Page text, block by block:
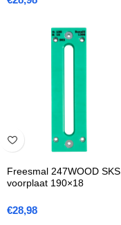
Freesmal 247WOOD SKS
voorplaat 190×18
€28,98